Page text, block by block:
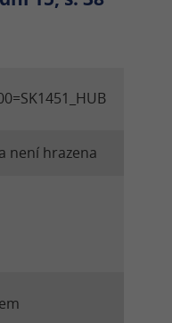
není hrazena